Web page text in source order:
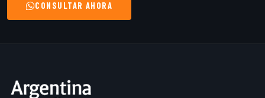
CONSULTAR AHORA